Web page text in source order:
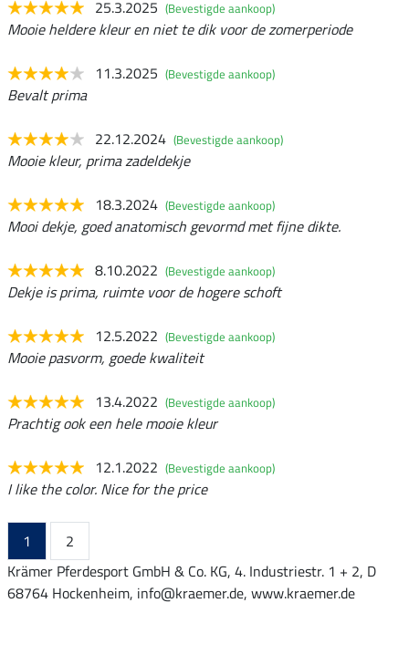
25.3.2025 (Bevestigde aankoop)
Mooie heldere kleur en niet te dik voor de zomerperiode
11.3.2025 (Bevestigde aankoop)
Bevalt prima
22.12.2024 (Bevestigde aankoop)
Mooie kleur, prima zadeldekje
18.3.2024 (Bevestigde aankoop)
Mooi dekje, goed anatomisch gevormd met fijne dikte.
8.10.2022 (Bevestigde aankoop)
Dekje is prima, ruimte voor de hogere schoft
12.5.2022 (Bevestigde aankoop)
Mooie pasvorm, goede kwaliteit
13.4.2022 (Bevestigde aankoop)
Prachtig ook een hele mooie kleur
12.1.2022 (Bevestigde aankoop)
I like the color. Nice for the price
1
2
Krämer Pferdesport GmbH & Co. KG, 4. Industriestr. 1 + 2, D
68764 Hockenheim, info@kraemer.de, www.kraemer.de